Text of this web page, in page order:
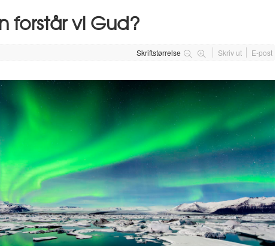
forstår vi Gud?
Skriftstørrelse Skriv ut E-post